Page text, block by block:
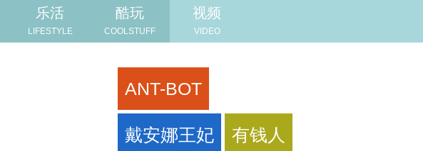
乐活
LIFESTYLE
酷玩
COOLSTUFF
视频
VIDEO
ANT-BOT
戴安娜王妃 有钱人